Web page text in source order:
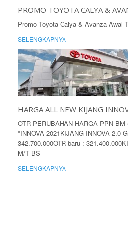
PROMO TOYOTA CALYA &
Promo Toyota Calya & Avanza Awal
SELENGKAPNYA
HARGA ALL NEW KIJANG
OTR PERUBAHAN HARGA PPN BM
*INNOVA 2021KIJANG INNOVA 2.0
342.700.000OTR baru :
M/T BS
SELENGKAPNYA